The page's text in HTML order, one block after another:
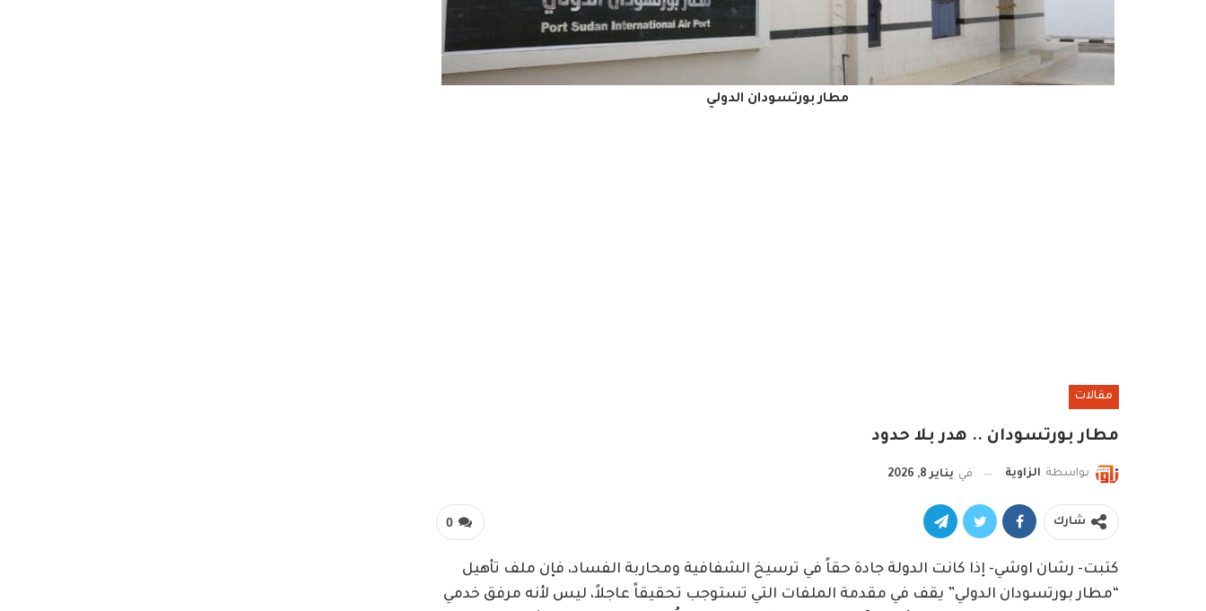
مطار بورتسودان الدولي
مقالات
مطار بورتسودان .. هدر بلا حدود
بواسطة الزاوية في يناير 8, 2026
0 شارك
كتبت- رشان اوشي- إذا كانت الدولة جادة حقاً في ترسيخ الشفافية ومحاربة الفساد، فإن ملف تأهيل
“مطار بورتسودان الدولي” يقف في مقدمة الملفات التي تستوجب تحقيقاً عاجلاً، ليس لأنه مرفق خدمي